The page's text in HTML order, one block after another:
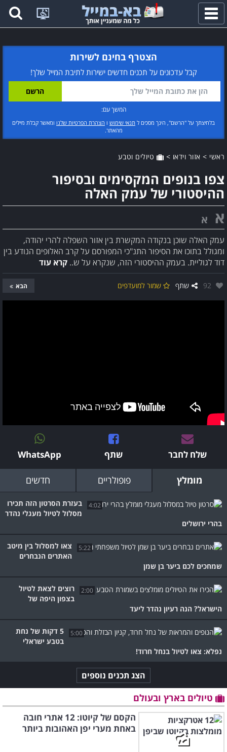
פתח
תפריט
הצטרף בחינם לשירות
קבל עדכונים על תכנים חדשים ישירות לתיבת המייל שלך!
המשך עם:
בלחיצתך על "הרשם", הינך מסכים ל תנאי שימוש ו הצהרת הפרטיות שלנו ומאשר קבלת מיילים
מהאתר.
ראשי > אזור וידאו > טיולים וטבע
צפו בנופים המקסימים ובסיפור
ההיסטורי של עמק האלה
א א
עמק האלה שוכן בנקודה המקשרת בין אזור השפלה להרי יהודה,
ומגולל בתוכו את הסיפור התנ"כי המפורסם על קרב האלופים הנודע בין
דוד לגוליית. בעמק ההיסטורי הזה, שנקרא על ש.. קרא עוד
אהבו:
92 שתף שמור למועדפים הבא
שלח לחבר שתף WhatsApp
מומלץ פופולריים חדשים
4:02
בעזרת הסרטון הזה תכירו
מסלול לטיול מעגלי נהדר
בהרי ירושלים
5:22
צאו למסלול בין מיטב
האתרים הנבחרים
שמחכים לכם ביער בן שמן
2:00
רוצים לצאת לטיול
בצפון היפה של
הישראל? הנה רעיון נהדר ליעד
5:00
5 דקות של נחת
בטבע ישראלי
נפלא: צאו לטיול בנחל חרוד!
הצג תכנים נוספים
טיולים בארץ ובעולם
הקסם של קיוטו: 12 אתרי חובה
באחת מערי יפן האהובות ביותר